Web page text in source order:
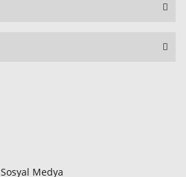
Sosyal Medya